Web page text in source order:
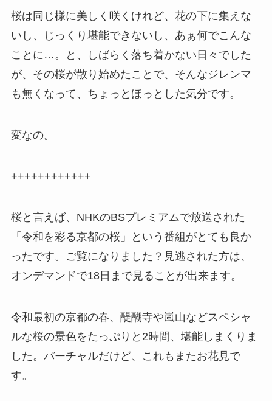
桜は同じ様に美しく咲くけれど、花の下に集えな
いし、じっくり堪能できないし、あぁ何でこんな
ことに…。と、しばらく落ち着かない日々でした
が、その桜が散り始めたことで、そんなジレンマ
も無くなって、ちょっとほっとした気分です。
変なの。
++++++++++++
桜と言えば、NHKのBSプレミアムで放送された
「令和を彩る京都の桜」という番組がとても良か
ったです。ご覧になりました？見逃された方は、
オンデマンドで18日まで見ることが出来ます。
令和最初の京都の春、醍醐寺や嵐山などスペシャ
ルな桜の景色をたっぷりと2時間、堪能しまくりま
した。バーチャルだけど、これもまたお花見で
す。